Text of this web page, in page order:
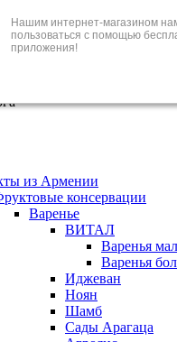
Нашим интернет-магазином
пользоваться с помощью
приложения!
1
из Армении
консервации
Варенье
ВИТАЛ
Варенья
Варенья
Иджеван
Ноян
Шамб
Сады Арагаца